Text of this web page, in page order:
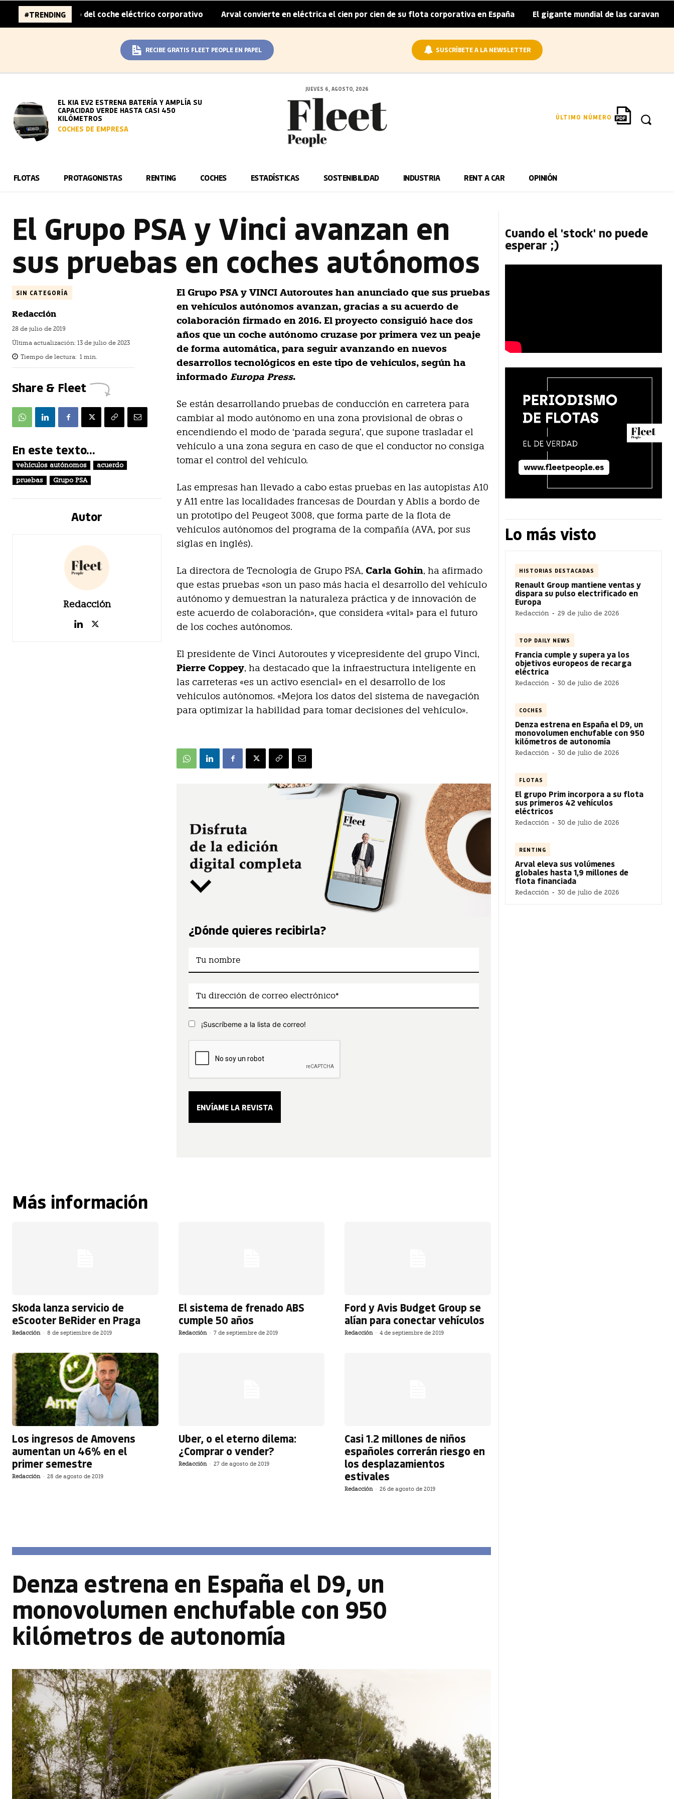
#TRENDINGdel coche eléctrico corporativo | Arval convierte en eléctrica el cien por cien de su flota corporativa en España | El gigante mundial de las caravanas asume
RECIBE GRATIS FLEET PEOPLE EN PAPEL SUSCRÍBETE A LA NEWSLETTER
EL KIA EV2 ESTRENA BATERÍA Y AMPLÍA SU
CAPACIDAD VERDE HASTA CASI 450
KILÓMETROS
COCHES DE EMPRESA
JUEVES 6, AGOSTO, 2026
ÚLTIMO NÚMERO
FLOTAS PROTAGONISTAS RENTING COCHES ESTADÍSTICAS SOSTENIBILIDAD INDUSTRIA RENT A CAR OPINIÓN
El Grupo PSA y Vinci avanzan en
sus pruebas en coches autónomos
SIN CATEGORÍA
Redacción
28 de julio de 2019
Última actualización: 13 de julio de 2023
Tiempo de lectura: 1 min.
Share & Fleet
En este texto...
vehículos autónomos
acuerdo
pruebas
Grupo PSA
Autor
Redacción
El Grupo PSA y VINCI Autoroutes han anunciado que sus pruebas
en vehículos autónomos avanzan, gracias a su acuerdo de
colaboración firmado en 2016. El proyecto consiguió hace dos
años que un coche autónomo cruzase por primera vez un peaje
de forma automática, para seguir avanzando en nuevos
desarrollos tecnológicos en este tipo de vehículos, según ha
informadoEuropa Press.
Se están desarrollando pruebas de conducción en carretera para
cambiar al modo autónomo en una zona provisional de obras o
encendiendo el modo de ‘parada segura’, que supone trasladar el
vehículo a una zona segura en caso de que el conductor no consiga
tomar el control del vehículo.
Las empresas han llevado a cabo estas pruebas en las autopistas A10
y A11 entre las localidades francesas de Dourdan y Ablis a bordo de
un prototipo del Peugeot 3008, que forma parte de la flota de
vehículos autónomos del programa de la compañía (AVA, por sus
siglas en inglés).
La directora de Tecnología de Grupo PSA,Carla Gohin, ha afirmado
que estas pruebas «son un paso más hacia el desarrollo del vehículo
autónomo y demuestran la naturaleza práctica y de innovación de
este acuerdo de colaboración», que considera «vital» para el futuro
de los coches autónomos.
El presidente de Vinci Autoroutes y vicepresidente del grupo Vinci,
Pierre Coppey, ha destacado que la infraestructura inteligente en
las carreteras «es un activo esencial» en el desarrollo de los
vehículos autónomos. «Mejora los datos del sistema de navegación
para optimizar la habilidad para tomar decisiones del vehículo».
¿Dónde quieres recibirla?
¡Suscríbeme a la lista de correo!
Más información
Skoda lanza servicio de
eScooter BeRider en Praga
Redacción - 8 de septiembre de 2019
El sistema de frenado ABS
cumple 50 años
Redacción - 7 de septiembre de 2019
Ford y Avis Budget Group se
alían para conectar vehículos
Redacción - 4 de septiembre de 2019
Los ingresos de Amovens
aumentan un 46% en el
primer semestre
Redacción - 28 de agosto de 2019
Uber, o el eterno dilema:
¿Comprar o vender?
Redacción - 27 de agosto de 2019
Casi 1.2 millones de niños
españoles correrán riesgo en
los desplazamientos
estivales
Redacción - 26 de agosto de 2019
Denza estrena en España el D9, un
monovolumen enchufable con 950
kilómetros de autonomía
Cuando el 'stock' no puede
esperar ;)
Lo más visto
HISTORIAS DESTACADAS
Renault Group mantiene ventas y
dispara su pulso electrificado en
Europa
Redacción - 29 de julio de 2026
TOP DAILY NEWS
Francia cumple y supera ya los
objetivos europeos de recarga
eléctrica
Redacción - 30 de julio de 2026
COCHES
Denza estrena en España el D9, un
monovolumen enchufable con 950
kilómetros de autonomía
Redacción - 30 de julio de 2026
FLOTAS
El grupo Prim incorpora a su flota
sus primeros 42 vehículos
eléctricos
Redacción - 30 de julio de 2026
RENTING
Arval eleva sus volúmenes
globales hasta 1,9 millones de
flota financiada
Redacción - 30 de julio de 2026